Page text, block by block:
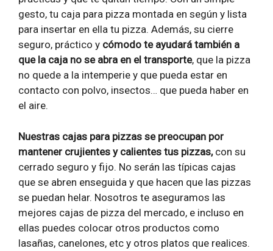
gesto, tu caja para pizza montada en según y lista
para insertar en ella tu pizza. Además, su cierre
seguro, práctico y cómodo te ayudará también a
que la caja no se abra en el transporte, que la pizza
no quede a la intemperie y que pueda estar en
contacto con polvo, insectos… que pueda haber en
el aire.
Nuestras cajas para pizzas se preocupan por
mantener crujientes y calientes tus pizzas,con su
cerrado seguro y fijo. No serán las típicas cajas
que se abren enseguida y que hacen que las pizzas
se puedan helar. Nosotros te aseguramos las
mejores cajas de pizza del mercado, e incluso en
ellas puedes colocar otros productos como
lasañas, canelones, etc y otros platos que realices.